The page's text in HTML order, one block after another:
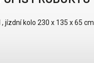
jízdní kolo 230 x 135 x 65 cm